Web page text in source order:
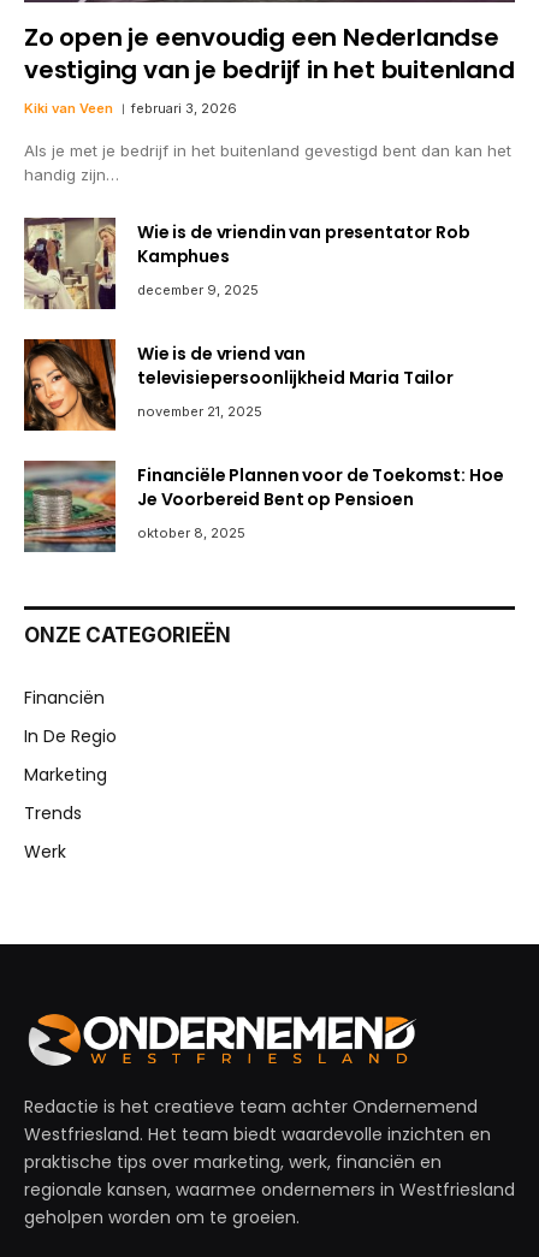
Zo open je eenvoudig een Nederlandse
vestiging van je bedrijf in het buitenland
Kiki van Veen februari 3, 2026
Als je met je bedrijf in het buitenland gevestigd bent dan kan het
handig zijn…
Wie is de vriendin van presentator Rob
Kamphues
december 9, 2025
Wie is de vriend van
televisiepersoonlijkheid Maria Tailor
november 21, 2025
Financiële Plannen voor de Toekomst: Hoe
Je Voorbereid Bent op Pensioen
oktober 8, 2025
ONZE CATEGORIEËN
Financiën
In De Regio
Marketing
Trends
Werk
Redactie is het creatieve team achter Ondernemend
Westfriesland. Het team biedt waardevolle inzichten en
praktische tips over marketing, werk, financiën en
regionale kansen, waarmee ondernemers in Westfriesland
geholpen worden om te groeien.